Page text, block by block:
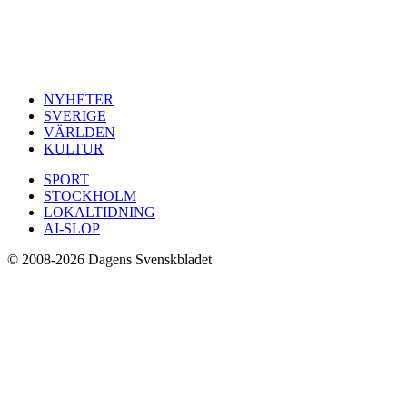
NYHETER
SVERIGE
VÄRLDEN
KULTUR
SPORT
STOCKHOLM
LOKALTIDNING
AI-SLOP
© 2008-2026 Dagens Svenskbladet